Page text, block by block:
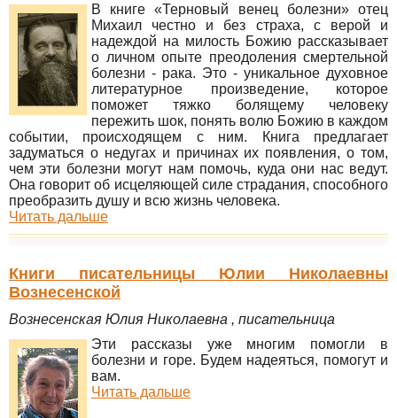
В книге «Терновый венец болезни» отец
Михаил честно и без страха, с верой и
надеждой на милость Божию рассказывает
о личном опыте преодоления смертельной
болезни - рака. Это - уникальное духовное
литературное произведение, которое
поможет тяжко болящему человеку
пережить шок, понять волю Божию в каждом
событии, происходящем с ним. Книга предлагает
задуматься о недугах и причинах их появления, о том,
чем эти болезни могут нам помочь, куда они нас ведут.
Она говорит об исцеляющей силе страдания, способного
преобразить душу и всю жизнь человека.
Читать дальше
Книги писательницы Юлии Николаевны
Вознесенской
Вознесенская Юлия Николаевна , писательница
Эти рассказы уже многим помогли в
болезни и горе. Будем надеяться, помогут и
вам.
Читать дальше